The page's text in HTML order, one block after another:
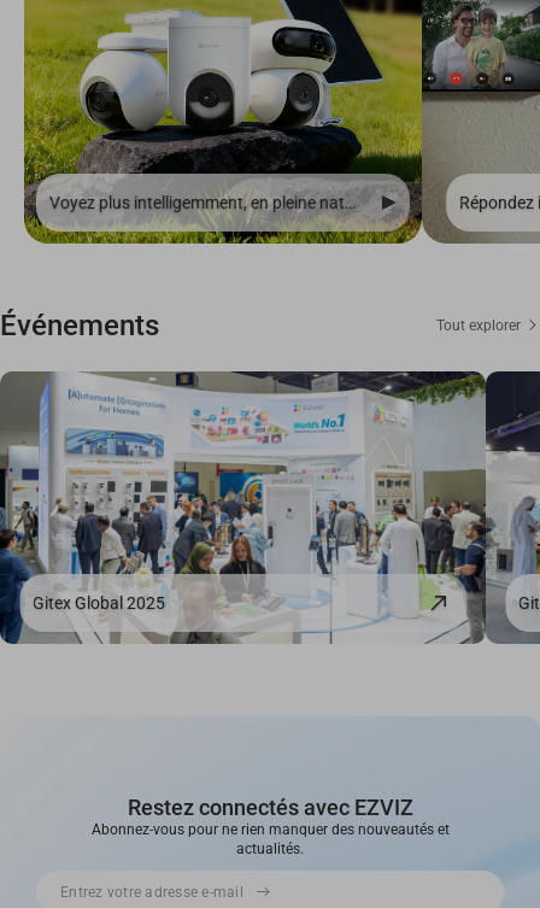
Voyez plus intelligemment, en pleine nature et sans fil.
Événements Tout explorer
Gitex Global 2025
Restez connectés avec EZVIZ
Abonnez-vous pour ne rien manquer des nouveautés et
actualités.
Entrez votre adresse e-mail